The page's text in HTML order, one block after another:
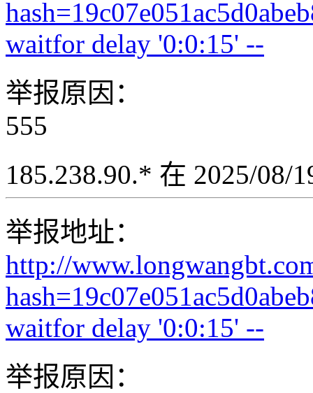
waitfor delay '0:0:15' --
举报原因：
555
185.238.90.* 在 2025/08/
举报地址：
http://
waitfor delay '0:0:15' --
举报原因：